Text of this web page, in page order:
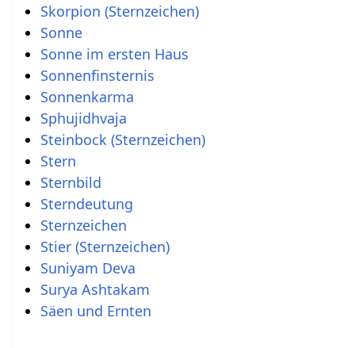
Skorpion (Sternzeichen)
Sonne
Sonne im ersten Haus
Sonnenfinsternis
Sonnenkarma
Sphujidhvaja
Steinbock (Sternzeichen)
Stern
Sternbild
Sterndeutung
Sternzeichen
Stier (Sternzeichen)
Suniyam Deva
Surya Ashtakam
Säen und Ernten